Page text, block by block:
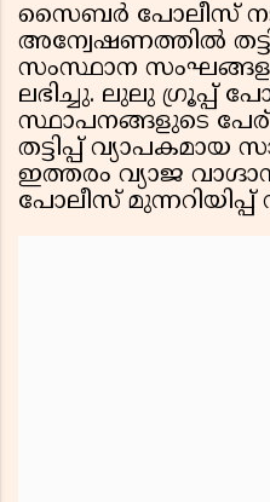
സൈബർ പോലീസ്
അന്വേഷണത്തിൽ
സംസ്ഥാന
ലഭിച്ചു. ലുലു ഗ്രൂപ്പ്
സ്ഥാപനങ്ങളുടെ
തട്ടിപ്പ് വ്യാപകമായ
ഇത്തരം വ്യാജ
പോലീസ് മുന്നറിയിപ്പ്